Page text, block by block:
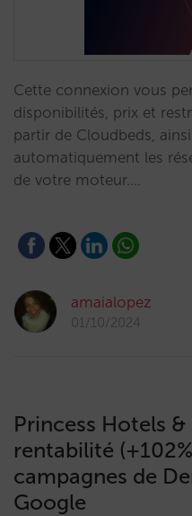
Cette connexion vous
disponibilités, prix et
partir de Cloudbeds,
automatiquement les
de votre moteur.…
amaialopez
01/10/2024
Princess Hotels
rentabilité
campagnes de
Google